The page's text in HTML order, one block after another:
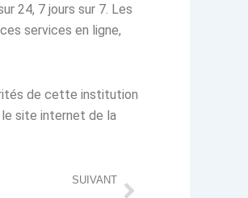
24, 7 jours sur 7. Les
services en ligne,
de cette institution
site internet de la
SUIVANTSuivant